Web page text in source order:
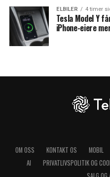
ELBILER 4 timer
Tesla Model Y
iPhone-eiere
OM OSS KONTAKT OS MOBIL
AI
PRIVATLIVSPOLITIK OG